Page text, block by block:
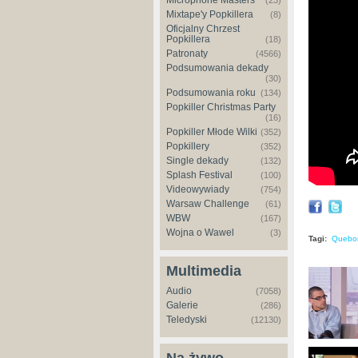
Mixtape'y Popkillera (8)
Oficjalny Chrzest
Popkillera
(18)
Patronaty (4566)
Podsumowania dekady
(30)
Podsumowania roku (134)
Popkiller Christmas Party
(16)
Popkiller Młode Wilki (352)
Popkillery (352)
Single dekady (132)
Splash Festival (100)
Videowywiady (754)
Warsaw Challenge (61)
WBW (167)
Wojna o Wawel (3)
Multimedia
Audio (7058)
Galerie (286)
Teledyski (12130)
Tagi: